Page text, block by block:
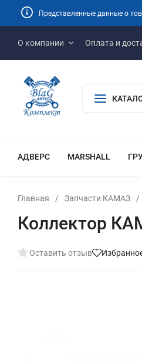
Представленные данные о
О компании Оплата и
АДВЕРС MARSHALL
Главная / Запчасти КАМАЗ /
Коллектор
Оставить отзыв